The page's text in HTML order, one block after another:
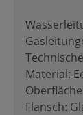
Material:
Flansch: